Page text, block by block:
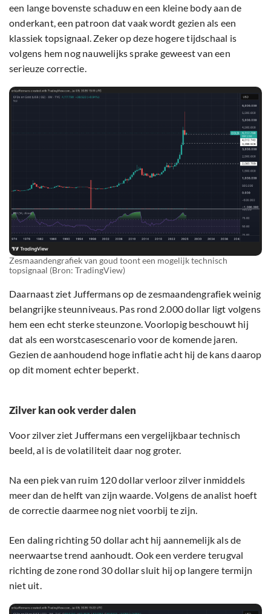
een lange bovenste schaduw en een kleine body aan de
onderkant, een patroon dat vaak wordt gezien als een
klassiek topsignaal. Zeker op deze hogere tijdschaal is
volgens hem nog nauwelijks sprake geweest van een
serieuze correctie.
Zesmaandengrafiek van goud toont een mogelijk technisch
topsignaal (Bron: TradingView)
Daarnaast ziet Juffermans op de zesmaandengrafiek weinig
belangrijke steunniveaus. Pas rond 2.000 dollar ligt volgens
hem een echt sterke steunzone. Voorlopig beschouwt hij
dat als een worstcasescenario voor de komende jaren.
Gezien de aanhoudend hoge inflatie acht hij de kans daarop
op dit moment echter beperkt.
Zilver kan ook verder dalen
Voor zilver ziet Juffermans een vergelijkbaar technisch
beeld, al is de volatiliteit daar nog groter.
Na een piek van ruim 120 dollar verloor zilver inmiddels
meer dan de helft van zijn waarde. Volgens de analist hoeft
de correctie daarmee nog niet voorbij te zijn.
Een daling richting 50 dollar acht hij aannemelijk als de
neerwaartse trend aanhoudt. Ook een verdere terugval
richting de zone rond 30 dollar sluit hij op langere termijn
niet uit.